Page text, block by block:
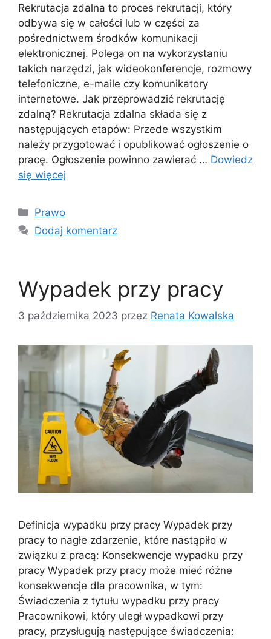
Rekrutacja zdalna to proces rekrutacji, który
odbywa się w całości lub w części za
pośrednictwem środków komunikacji
elektronicznej. Polega on na wykorzystaniu
takich narzędzi, jak wideokonferencje, rozmowy
telefoniczne, e-maile czy komunikatory
internetowe. Jak przeprowadzić rekrutację
zdalną? Rekrutacja zdalna składa się z
następujących etapów: Przede wszystkim
należy przygotować i opublikować ogłoszenie o
pracę. Ogłoszenie powinno zawierać … Dowiedz
się więcej
Kategorie
Prawo
Dodaj komentarz
Wypadek przy pracy
3 października 2023 przez Renata Kowalska
Definicja wypadku przy pracy Wypadek przy
pracy to nagłe zdarzenie, które nastąpiło w
związku z pracą: Konsekwencje wypadku przy
pracy Wypadek przy pracy może mieć różne
konsekwencje dla pracownika, w tym:
Świadczenia z tytułu wypadku przy pracy
Pracownikowi, który uległ wypadkowi przy
pracy, przysługują następujące świadczenia: